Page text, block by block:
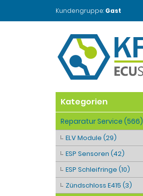
Kundengruppe: Gast
Kategorien
Reparatur Service (566)
ELV Module (29)
ESP Sensoren (42)
ESP Schleifringe (10)
Zündschloss E415 (3)